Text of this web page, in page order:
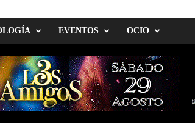
EVENTOS OCIO